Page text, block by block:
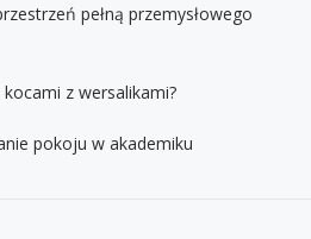
pełną przemysłowego
z wersalikami?
pokoju w akademiku